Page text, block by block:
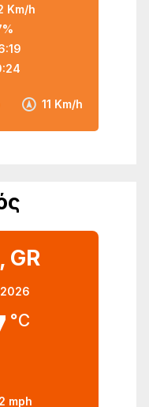
11 Km/h
Km/h
GR
°C
mph